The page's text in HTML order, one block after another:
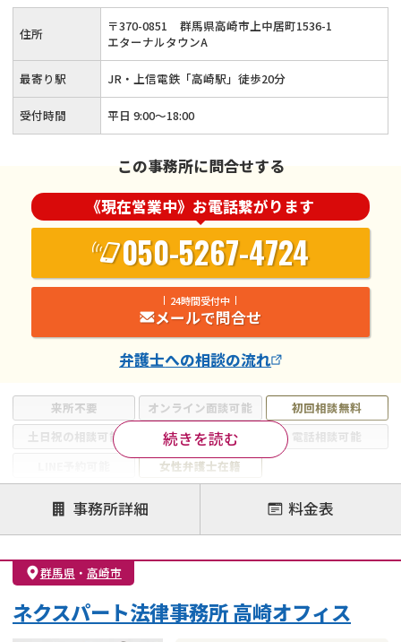
来所不要 オンライン面談可能
初回相談無料
土日祝の相談可能
19時以降電話可能
電話相談可能
女性弁護士在籍
注力案件
離婚前相談
離婚調停
離婚裁判
親権・面会交流権
DV
モラハラ
不貞・不倫慰謝料請求
財産分与
内縁の夫婦 熟年離婚
続きを読む
住所 〒370-0851
群馬県高崎市上中居町1536-1
エターナルタウンA
最寄り駅 JR・上信電鉄「高崎駅」徒歩20分
受付時間 平日 9:00～18:00
この事務所に問合せする
《現在営業中》お電話繋がります
050-5267-4724
24時間受付中
メールで問合せ
弁護士への相談の流れ
事務所詳細 料金表
群馬県 ・ 高崎市
ネクスパート法律事務所 高崎オフィス